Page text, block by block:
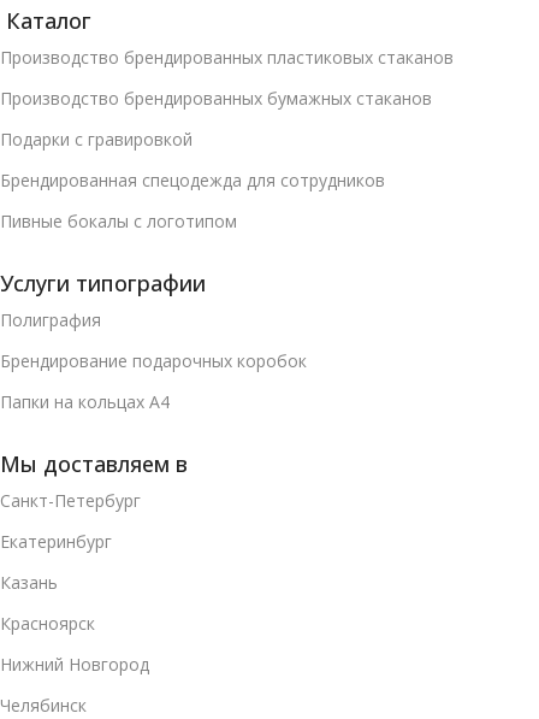
Каталог
Производство брендированных пластиковых стаканов
Производство брендированных бумажных стаканов
Подарки с гравировкой
Брендированная спецодежда для сотрудников
Пивные бокалы с логотипом
Услуги типографии
Полиграфия
Брендирование подарочных коробок
Папки на кольцах А4
Мы доставляем в
Санкт-Петербург
Екатеринбург
Казань
Красноярск
Нижний Новгород
Челябинск